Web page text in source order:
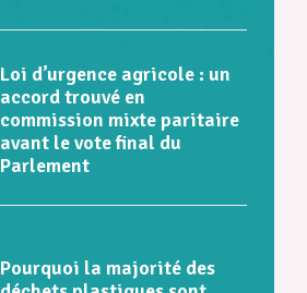
Loi d’urgence agricole : un
accord trouvé en
commission mixte paritaire
avant le vote final du
Parlement
Pourquoi la majorité des